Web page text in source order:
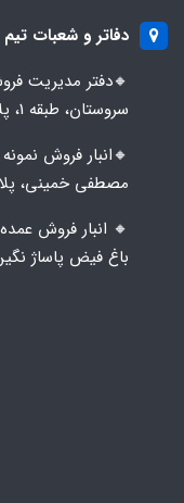
دفاتر و شعبات
🔸️​​دفتر مدیریت
سروستان، طبقه 1، پلاک 54
🔸️​​انبار فروش
مصطفی خمینی،
🔸️ انبار فروش
باغ فیض پاساژ